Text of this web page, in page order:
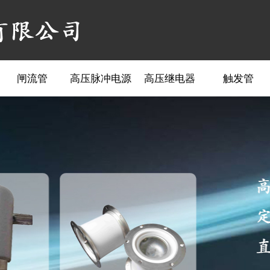
闸流管 高压脉冲电源 高压继电器 触发管